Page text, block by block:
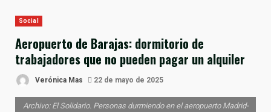
Social
Aeropuerto de Barajas: dormitorio de
trabajadores que no pueden pagar un alquiler
Verónica Mas 22 de mayo de 2025
Archivo: El Solidario. Personas durmiendo en el aeropuerto Madrid-